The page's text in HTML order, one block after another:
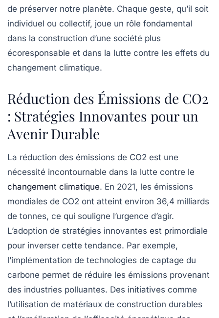
de préserver notre planète. Chaque geste, qu’il soit
individuel ou collectif, joue un rôle fondamental
dans la construction d’une société plus
écoresponsable et dans la lutte contre les effets du
changement climatique.
Réduction des Émissions de CO2
: Stratégies Innovantes pour un
Avenir Durable
La réduction des émissions de CO2 est une
nécessité incontournable dans la lutte contre le
changement climatique. En 2021, les émissions
mondiales de CO2 ont atteint environ 36,4 milliards
de tonnes, ce qui souligne l’urgence d’agir.
L’adoption de stratégies innovantes est primordiale
pour inverser cette tendance. Par exemple,
l’implémentation de technologies de captage du
carbone permet de réduire les émissions provenant
des industries polluantes. Des initiatives comme
l’utilisation de matériaux de construction durables